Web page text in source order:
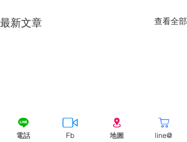
最新文章 查看全部
電話 Fb 地圖 line@